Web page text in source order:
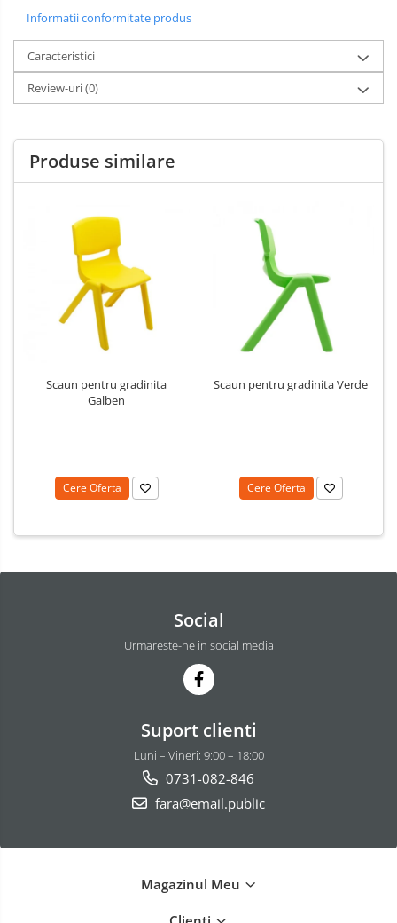
Informatii conformitate produs
Caracteristici
Review-uri(0)
Produse similare
Scaun pentru gradinita
Galben
Cere Oferta
Scaun pentru gradinita Verde
Cere Oferta
Social
Urmareste-ne in social media
Suport clienti
Luni – Vineri: 9:00 – 18:00
0731-082-846
fara@email.public
Magazinul Meu